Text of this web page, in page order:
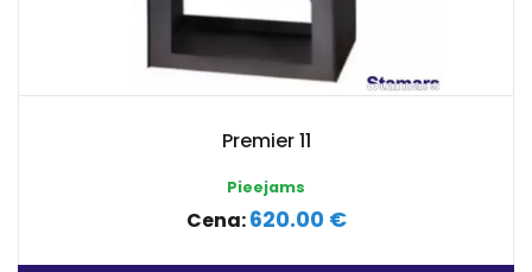
Premier 11
Pieejams
Cena:620.00 €